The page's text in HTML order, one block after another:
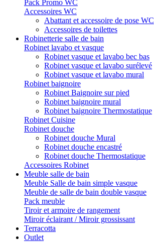
Pack Promo WC
Accessoires WC
Abattant et accessoire de pose WC
Accessoires de toilettes
Robinetterie salle de bain
Robinet lavabo et vasque
Robinet vasque et lavabo bec bas
Robinet vasque et lavabo surélevé
Robinet vasque et lavabo mural
Robinet baignoire
Robinet Baignoire sur pied
Robinet baignoire mural
Robinet baignoire Thermostatique
Robinet Cuisine
Robinet douche
Robinet douche Mural
Robinet douche encastré
Robinet douche Thermostatique
Accessoires Robinet
Meuble salle de bain
Meuble Salle de bain simple vasque
Meuble de salle de bain double vasque
Pack meuble
Tiroir et armoire de rangement
Miroir éclairant / Miroir grossissant
Terracotta
Outlet